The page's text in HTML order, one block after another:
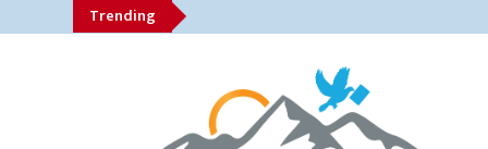
to
Trending